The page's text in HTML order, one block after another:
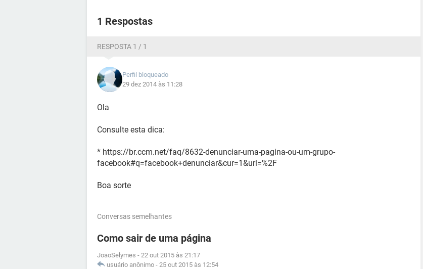
1 Respostas
RESPOSTA 1 / 1
Perfil bloqueado
29 dez 2014 às 11:28
Ola
Consulte esta dica:
* https://br.ccm.net/faq/8632-denunciar-uma-pagina-ou-um-grupo-
facebook#q=facebook+denunciar&cur=1&url=%2F
Boa sorte
Conversas semelhantes
Como sair de uma página
JoaoSelymes - 22 out 2015 às 21:17
usuário anônimo - 25 out 2015 às 12:54